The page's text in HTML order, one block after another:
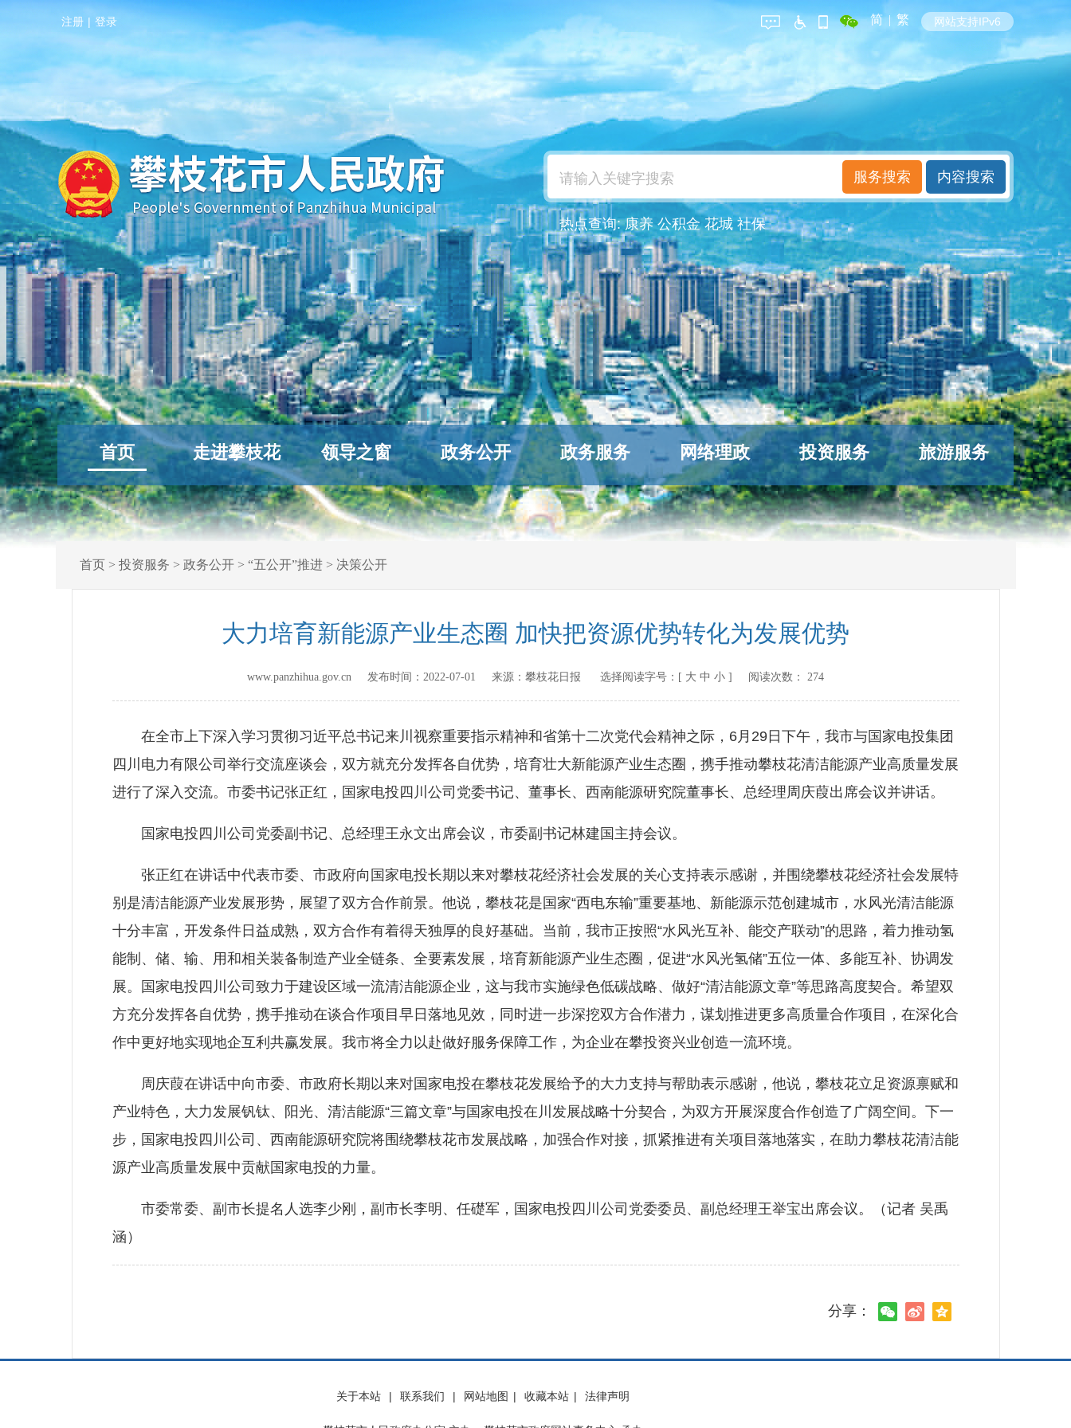
注册 | 登录 简 | 繁 网站支持IPv6
热点查询:康养 公积金 花城 社保
首页 走进攀枝花 领导之窗 政务公开 政务服务 网络理政 投资服务 旅游服务
首页> 投资服务 > 政务公开> “五公开”推进> 决策公开
大力培育新能源产业生态圈 加快把资源优势转化为发展优势
www.panzhihua.gov.cn 发布时间： 2022-07-01 来源： 攀枝花日报 选择阅读字号：[ 大 中 小 ] 阅读次数： 274
在全市上下深入学习贯彻习近平总书记来川视察重要指示精神和省第十二次党代会精神之际，6月29日下午，我市与国家电投集团
四川电力有限公司举行交流座谈会，双方就充分发挥各自优势，培育壮大新能源产业生态圈，携手推动攀枝花清洁能源产业高质量发展
进行了深入交流。市委书记张正红，国家电投四川公司党委书记、董事长、西南能源研究院董事长、总经理周庆葭出席会议并讲话。
国家电投四川公司党委副书记、总经理王永文出席会议，市委副书记林建国主持会议。
张正红在讲话中代表市委、市政府向国家电投长期以来对攀枝花经济社会发展的关心支持表示感谢，并围绕攀枝花经济社会发展特
别是清洁能源产业发展形势，展望了双方合作前景。他说，攀枝花是国家“西电东输”重要基地、新能源示范创建城市，水风光清洁能源
十分丰富，开发条件日益成熟，双方合作有着得天独厚的良好基础。当前，我市正按照“水风光互补、能交产联动”的思路，着力推动氢
能制、储、输、用和相关装备制造产业全链条、全要素发展，培育新能源产业生态圈，促进“水风光氢储”五位一体、多能互补、协调发
展。国家电投四川公司致力于建设区域一流清洁能源企业，这与我市实施绿色低碳战略、做好“清洁能源文章”等思路高度契合。希望双
方充分发挥各自优势，携手推动在谈合作项目早日落地见效，同时进一步深挖双方合作潜力，谋划推进更多高质量合作项目，在深化合
作中更好地实现地企互利共赢发展。我市将全力以赴做好服务保障工作，为企业在攀投资兴业创造一流环境。
周庆葭在讲话中向市委、市政府长期以来对国家电投在攀枝花发展给予的大力支持与帮助表示感谢，他说，攀枝花立足资源禀赋和
产业特色，大力发展钒钛、阳光、清洁能源“三篇文章”与国家电投在川发展战略十分契合，为双方开展深度合作创造了广阔空间。下一
步，国家电投四川公司、西南能源研究院将围绕攀枝花市发展战略，加强合作对接，抓紧推进有关项目落地落实，在助力攀枝花清洁能
源产业高质量发展中贡献国家电投的力量。
市委常委、副市长提名人选李少刚，副市长李明、任礎军，国家电投四川公司党委委员、副总经理王举宝出席会议。（记者 吴禹
涵）
分享：
关于本站 | 联系我们 | 网站地图 | 收藏本站 | 法律声明